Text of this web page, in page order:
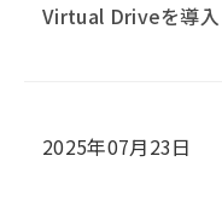
Virtual Driveを導入
2025年07月23日